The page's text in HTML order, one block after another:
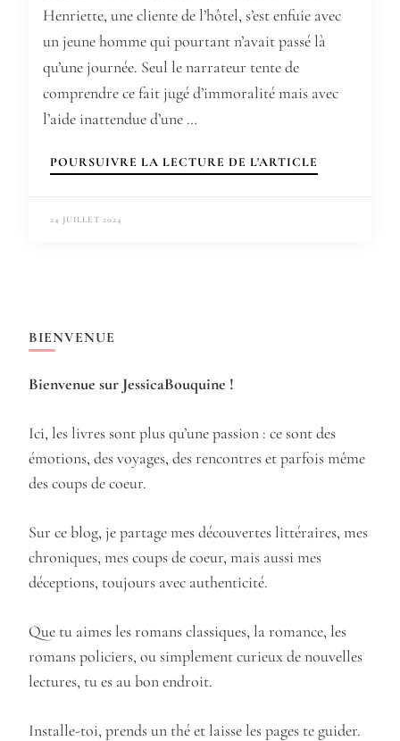
Henriette, une cliente de l’hôtel, s’est enfuie avec
un jeune homme qui pourtant n’avait passé là
qu’une journée. Seul le narrateur tente de
comprendre ce fait jugé d’immoralité mais avec
l’aide inattendue d’une …
POURSUIVRE LA LECTURE DE L'ARTICLE
24 JUILLET 2024
BIENVENUE
Bienvenue sur JessicaBouquine !
Ici, les livres sont plus qu’une passion : ce sont des
émotions, des voyages, des rencontres et parfois même
des coups de coeur.
Sur ce blog, je partage mes découvertes littéraires, mes
chroniques, mes coups de coeur, mais aussi mes
déceptions, toujours avec authenticité.
Que tu aimes les romans classiques, la romance, les
romans policiers, ou simplement curieux de nouvelles
lectures, tu es au bon endroit.
Installe-toi, prends un thé et laisse les pages te guider.